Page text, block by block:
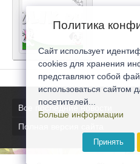
Все последние новости
Полная версия сайта
Политика
Сайт использует
cookies для хранения
представляют собой
использоваться сайтом
посетителей...
Больше информации
Принять